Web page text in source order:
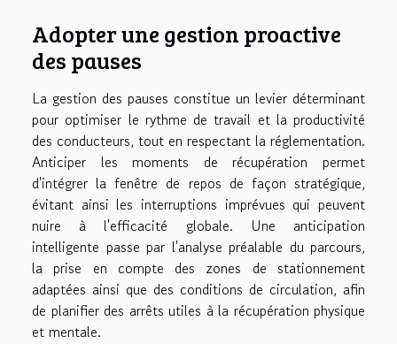
Adopter une gestion proactive
des pauses
La gestion des pauses constitue un levier déterminant
pour optimiser le rythme de travail et la productivité
des conducteurs, tout en respectant la réglementation.
Anticiper les moments de récupération permet
d'intégrer la fenêtre de repos de façon stratégique,
évitant ainsi les interruptions imprévues qui peuvent
nuire à l'efficacité globale. Une anticipation
intelligente passe par l'analyse préalable du parcours,
la prise en compte des zones de stationnement
adaptées ainsi que des conditions de circulation, afin
de planifier des arrêts utiles à la récupération physique
et mentale.